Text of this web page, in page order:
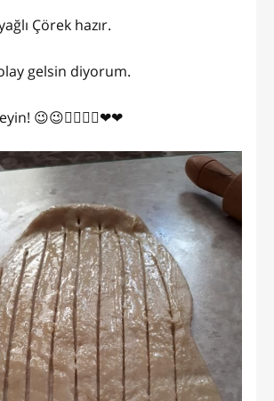
Çörek hazır.
gelsin diyorum.
😉😉👍🏻👍🏻❤❤